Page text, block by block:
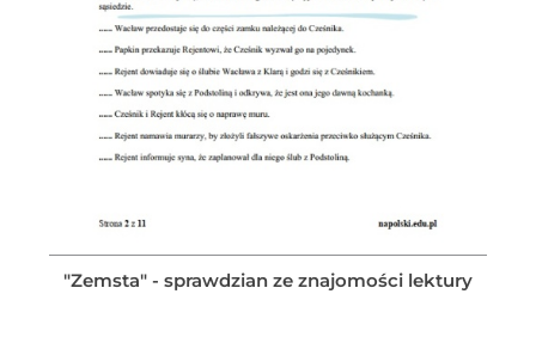
"Zemsta" - sprawdzian ze znajomości lektury